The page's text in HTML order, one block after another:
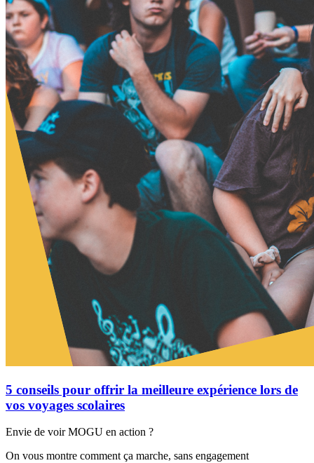
5 conseils pour offrir la meilleure expérience lors de
vos voyages scolaires
Envie de voir MOGU en action ?
On vous montre comment ça marche, sans engagement